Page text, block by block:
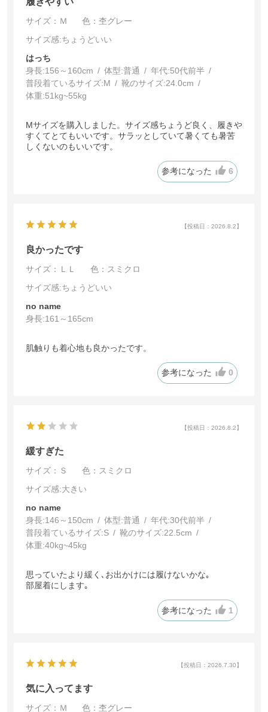
サイズ：Ｍ
色：杢グレー
サイズ感:ちょうどいい
はっち
身長:156～160cm 体型:普通 年代:50代前半
普段着ているサイズ:M 靴のサイズ:24.0cm
体重:51kg~55kg
Mサイズを購入しました。サイズ感ちょうど良く、履き
すくてとてもいいです。サラッとしていて暑くても暑苦
しくないのもいいです。
参考になった 6
【投稿日：2026.8.2】
良かったです
サイズ：ＬＬ
色：スミクロ
サイズ感:ちょうどいい
no name
身長:161～165cm
肌触りも着心地も良かったです。
参考になった 0
【投稿日：2026.8.2】
緩すぎた
サイズ：Ｓ
色：スミクロ
サイズ感:大きい
no name
身長:146～150cm 体型:普通 年代:30代前半
普段着ているサイズ:S 靴のサイズ:22.5cm
体重:40kg~45kg
思っていたより緩く､お出かけには履けないかな｡
部屋着にします｡
参考になった 1
【投稿日：2026.7.30】
気に入ってます
サイズ：Ｍ
色：杢グレー